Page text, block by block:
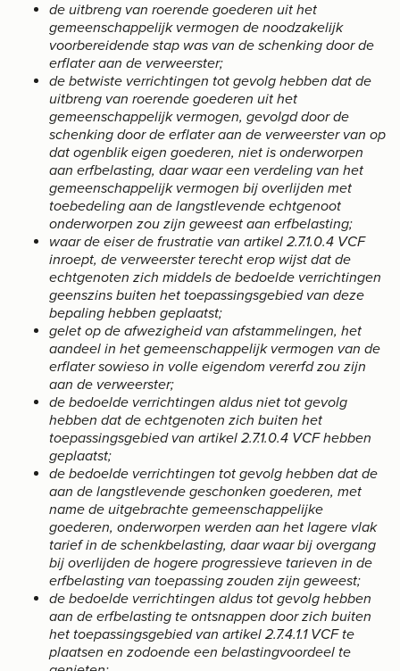
de uitbreng van roerende goederen uit het
gemeenschappelijk vermogen de noodzakelijk
voorbereidende stap was van de schenking door de
erflater aan de verweerster;
de betwiste verrichtingen tot gevolg hebben dat de
uitbreng van roerende goederen uit het
gemeenschappelijk vermogen, gevolgd door de
schenking door de erflater aan de verweerster van op
dat ogenblik eigen goederen, niet is onderworpen
aan erfbelasting, daar waar een verdeling van het
gemeenschappelijk vermogen bij overlijden met
toebedeling aan de langstlevende echtgenoot
onderworpen zou zijn geweest aan erfbelasting;
waar de eiser de frustratie van artikel 2.7.1.0.4 VCF
inroept, de verweerster terecht erop wijst dat de
echtgenoten zich middels de bedoelde verrichtingen
geenszins buiten het toepassingsgebied van deze
bepaling hebben geplaatst;
gelet op de afwezigheid van afstammelingen, het
aandeel in het gemeenschappelijk vermogen van de
erflater sowieso in volle eigendom vererfd zou zijn
aan de verweerster;
de bedoelde verrichtingen aldus niet tot gevolg
hebben dat de echtgenoten zich buiten het
toepassingsgebied van artikel 2.7.1.0.4 VCF hebben
geplaatst;
de bedoelde verrichtingen tot gevolg hebben dat de
aan de langstlevende geschonken goederen, met
name de uitgebrachte gemeenschappelijke
goederen, onderworpen werden aan het lagere vlak
tarief in de schenkbelasting, daar waar bij overgang
bij overlijden de hogere progressieve tarieven in de
erfbelasting van toepassing zouden zijn geweest;
de bedoelde verrichtingen aldus tot gevolg hebben
aan de erfbelasting te ontsnappen door zich buiten
het toepassingsgebied van artikel 2.7.4.1.1 VCF te
plaatsen en zodoende een belastingvoordeel te